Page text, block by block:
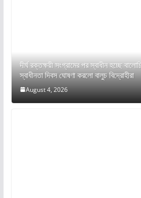
দীর্ঘ রক্তক্ষয়ী সংগ্রামের পর স্বাধীন হচ্ছে
স্বাধীনতা দিবস ঘোষণা করলো বালুচ বিদ্রোহীরা
August 4, 2026